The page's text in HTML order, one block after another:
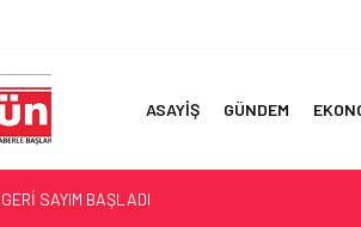
ASAYİŞ GÜNDEM
GERİ SAYIM BAŞLADI